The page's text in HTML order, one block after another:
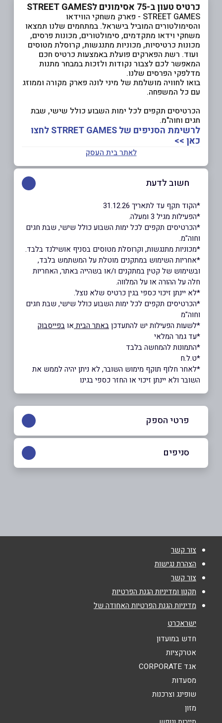
כרטיס טעון ב-75 אסימונים לSTREET GAMES
STREET GAMES - פארק משחקי הווידאו
והסימולטורים המוביל בישראל. במתחמים שלנו תמצאו
משחקי וידאו מתקדמים, סימולטורים, מכונות פרסים,
מכונות כרטיסיות, מכוניות מתנגשות, קרוסלת מטוסים
ועוד. רשת הפארקים פועלת באמצעות כרטיס חכם
המאפשר לכם לצבור נקודות ולזכות במבחר מתנות
מדלפקי הפרסים שלנו.
בואו לחוויה מושלמת של מיני לונה פארק מקורה וממוזג
עם כל המשפחה.
הכרטיסים תקפים לכל ימות השבוע כולל שישי, שבת
חגים וחוה"מ.
לרשימת הסניפים של STRRET GAMES לחצו
כאן >>
לאתר בית העסק
חשוב לדעת
*הקוד תקף עד לתאריך 31.12.26
*הפעילות מגיל 3 ומעלה.
*הכרטיסים תקפים לכל ימות השבוע כולל שישי, שבת חגים
וחוה"מ.
*מכוניות מתנגשות, וקרוסלת מטוסים בסניף אושילנד בלבד.
*אחריות השימוש במתקנים מוטלת על המשתמש בלבד,
ובשימוש של קטין במתקנים ו/או בשהייה באתר, האחריות
חלה על ההורה או על המלווה.
*לא יינתן זיכוי כספי בגין כרטיס שלא נוצל.
*הכרטיסים תקפים לכל ימות השבוע כולל שישי, שבת חגים
וחוה"מ
*לשעות הפעילות יש להתעדכןבאתר הבית אובפייסבוק
*עד גמר המלאי
*התמונות להמחשה בלבד
*ט.ל.ח
*לאחר חלוף תוקף מימוש השובר, לא ניתן יהיה לממש את
השובר ולא יינתן זיכוי או החזר כספי בגינו
פרטי הספק
באתר בפייסבוק
טלפון*
אימייל
אנא חזרו אלי בקשר ל...
הודעה
סניפים
צור קשר
הצהרת נגישות
צור קשר
תקנון ומדיניות הגנת הפרטיות
מדיניות הגנת הפרטיות האחודה של
ישראכרט
חדש במועדון
אטרקציות
אגד CORPORATE
מסעדות
שופינג וצרכנות
מזון